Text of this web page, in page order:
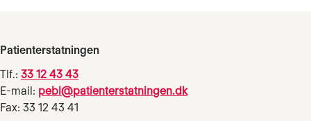
Patienterstatningen
Tlf.: 33 12 43 43
E-mail: pebl@patienterstatningen.dk
Fax: 33 12 43 41